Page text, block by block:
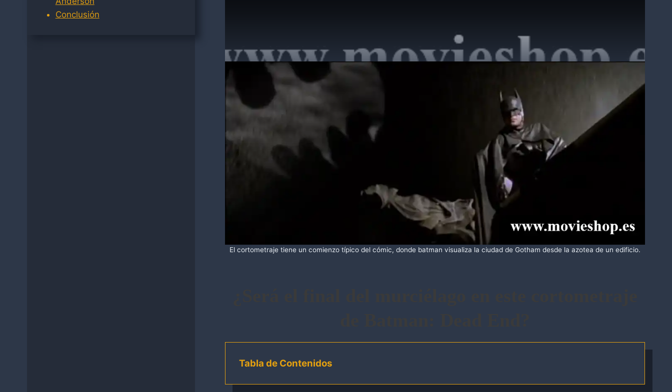
El cortometraje tiene un comienzo típico del cómic, donde batman visualiza la ciudad de Gotham desde la azotea de un edificio.
Tabla de Contenidos
Conclusión